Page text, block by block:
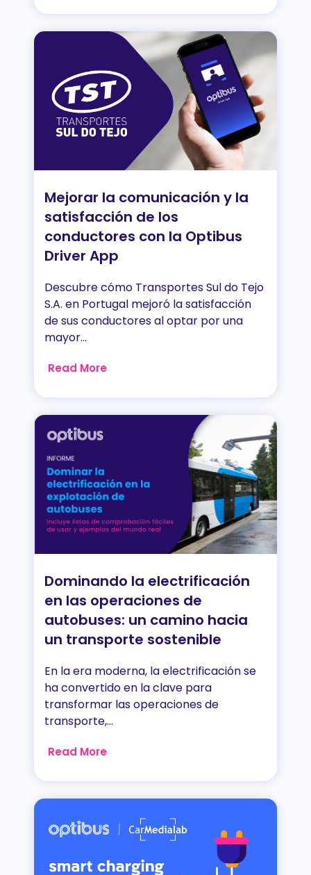
Mejorar la comunicación y la
satisfacción de los
conductores con la Optibus
Driver App
Descubre cómo Transportes Sul do Tejo
S.A. en Portugal mejoró la satisfacción
de sus conductores al optar por una
mayor...
Read More
Dominando la electrificación
en las operaciones de
autobuses: un camino hacia
un transporte sostenible
En la era moderna, la electrificación se
ha convertido en la clave para
transformar las operaciones de
transporte,...
Read More